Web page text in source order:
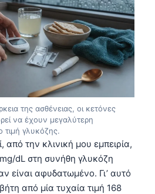
της ασθένειας, οι κετόνες
να έχουν μεγαλύτερη
τιμή γλυκόζης.
από την κλινική μου εμπειρία,
dL στη συνήθη γλυκόζη
είναι αφυδατωμένο. Γι’ αυτό
από μία τυχαία τιμή 168